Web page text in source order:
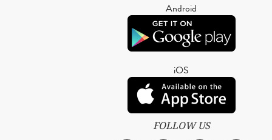
Android
iOS
FOLLOW US